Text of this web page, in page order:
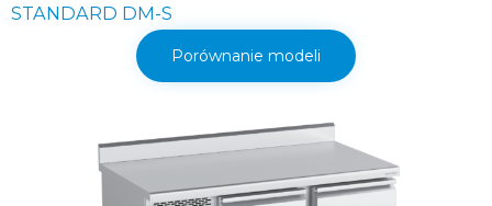
STANDARD DM-S
Porównanie modeli